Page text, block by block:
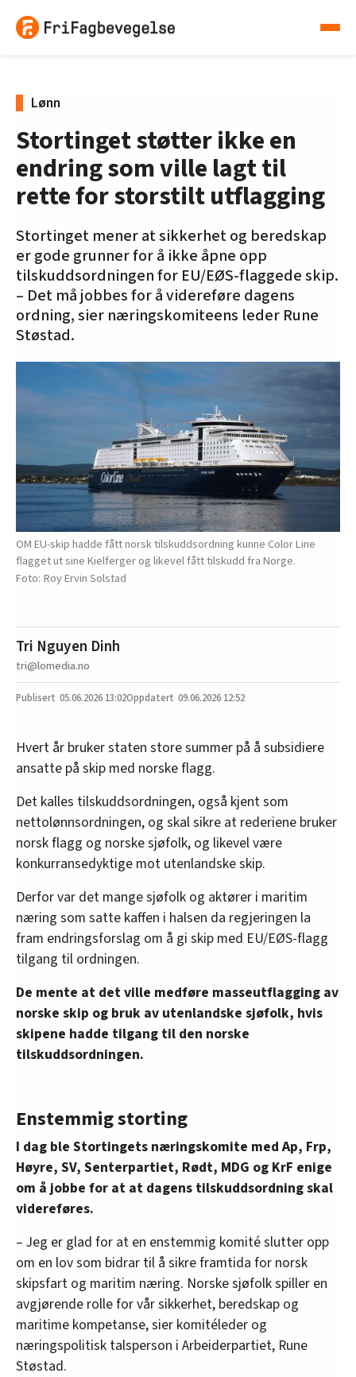
Lønn
Stortinget støtter ikke en
endring som ville lagt til
rette for storstilt utflagging
Stortinget mener at sikkerhet og beredskap
er gode grunner for å ikke åpne opp
tilskuddsordningen for EU/EØS-flaggede skip.
– Det må jobbes for å videreføre dagens
ordning, sier næringskomiteens leder Rune
Støstad.
OM EU-skip hadde fått norsk tilskuddsordning kunne Color Line
flagget ut sine Kielferger og likevel fått tilskudd fra Norge.
Roy Ervin Solstad
Tri Nguyen Dinh
tri@lomedia.no
05.06.2026 13:02 09.06.2026 12:52
Hvert år bruker staten store summer på å subsidiere
ansatte på skip med norske flagg.
Det kalles tilskuddsordningen, også kjent som
nettolønnsordningen, og skal sikre at rederiene bruker
norsk flagg og norske sjøfolk, og likevel være
konkurransedyktige mot utenlandske skip.
Derfor var det mange sjøfolk og aktører i maritim
næring som satte kaffen i halsen da regjeringen la
fram endringsforslag om å gi skip med EU/EØS-flagg
tilgang til ordningen.
De mente at det ville medføre masseutflagging av
norske skip og bruk av utenlandske sjøfolk, hvis
skipene hadde tilgang til den norske
tilskuddsordningen.
Enstemmig storting
I dag ble Stortingets næringskomite med Ap, Frp,
Høyre, SV, Senterpartiet, Rødt, MDG og KrF enige
om å jobbe for at at dagens tilskuddsordning skal
videreføres.
– Jeg er glad for at en enstemmig komité slutter opp
om en lov som bidrar til å sikre framtida for norsk
skipsfart og maritim næring. Norske sjøfolk spiller en
avgjørende rolle for vår sikkerhet, beredskap og
maritime kompetanse, sier komitéleder og
næringspolitisk talsperson i Arbeiderpartiet, Rune
Støstad.